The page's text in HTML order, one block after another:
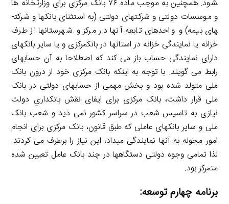
شود. همچنین به موجب ماده ۷۶ بانک مرکزی برای وزارتخانه­ ها
و موسسات دولتی و شرکت­های دولتی (به استثنای بانک­ها و شرکت­
های بیمه) و واحدهای تابعه آنها در مرکز و شهرستان­ها از طرف
خزانه یا نمایندگی خزانه در استان­ها در بانک­مرکزی و یا سایر بانک­های
دارای نمایندگی حساب باز می­ کند که اصطلاحا به آن حساب­های
رابط می­ گویند. با توجه به اینکه بانک مرکزی خود از درون بانک
ملی متولد شده بود و بخش مهمی از حساب­های دولتی در بانک
ملی قرار داشت، بانک مرکزی برای ایفای نقش بانکداریِ دولت
نیازی به تاسیس شعب در سراسر کشور نمی ­دید و شعب بانک
ملی و سایر بانک­های عاملی که طبق قانون، بانک مرکزی برای انجام
امور محوله به آنها نمایندگی می­داد، این نیاز را برطرف می­ کردند.
لذا تمامی وجوه دولتی دستگاه­ها در چند بانک عامل تعیین ­شده
متمرکز بود.
برنامه چهارم توسعه: